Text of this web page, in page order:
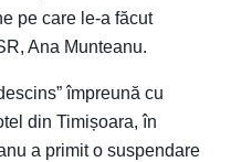
pe care le-a făcut
Ana Munteanu.
împreună cu
din Timișoara, în
a primit o suspendare